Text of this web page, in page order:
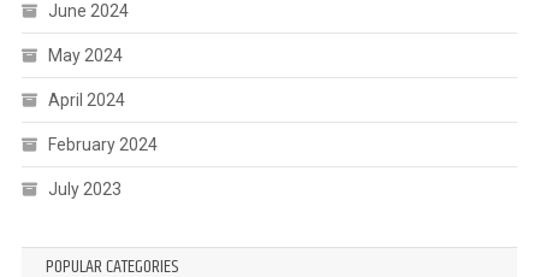
June 2024
May 2024
April 2024
February 2024
July 2023
POPULAR CATEGORIES